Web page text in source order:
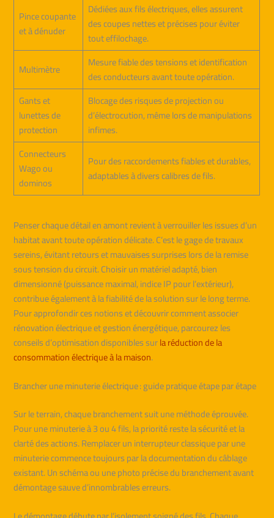
Pince coupante
et à dénuder
Dédiées aux fils électriques, elles assurent
des coupes nettes et précises pour éviter
tout effilochage.
Multimètre
Mesure fiable des tensions et identification
des conducteurs avant toute opération.
Gants et
lunettes de
protection
Blocage des risques de projection ou
d’électrocution, même lors de manipulations
infimes.
Connecteurs
Wago ou
dominos
Pour des raccordements fiables et durables,
adaptables à divers calibres de fils.
Penser chaque détail en amont revient à verrouiller les issues d’un
habitat avant toute opération délicate. C’est le gage de travaux
sereins, évitant retours et mauvaises surprises lors de la remise
sous tension du circuit. Choisir un matériel adapté, bien
dimensionné (puissance maximal, indice IP pour l’extérieur),
contribue également à la fiabilité de la solution sur le long terme.
Pour approfondir ces notions et découvrir comment associer
rénovation électrique et gestion énergétique, parcourez les
conseils d’optimisation disponibles surla réduction de la
consommation électrique à la maison.
Brancher une minuterie électrique : guide pratique étape par étape
Sur le terrain, chaque branchement suit une méthode éprouvée.
Pour une minuterie à 3 ou 4 fils, la priorité reste la sécurité et la
clarté des actions. Remplacer un interrupteur classique par une
minuterie commence toujours par la documentation du câblage
existant. Un schéma ou une photo précise du branchement avant
démontage sauve d’innombrables erreurs.